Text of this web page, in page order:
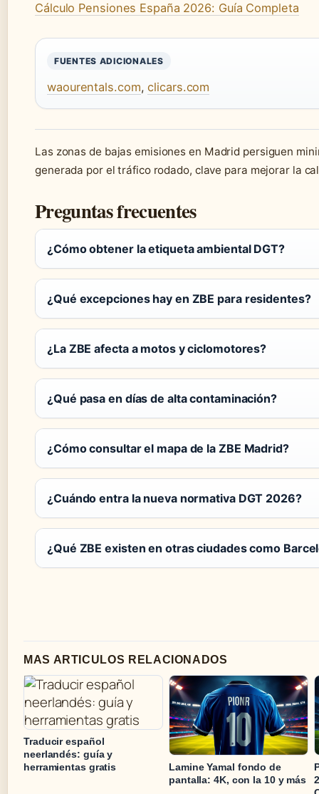
Cálculo Pensiones España 2026: Guía Completa
FUENTES ADICIONALES
waourentals.com,clicars.com
Las zonas de bajas emisiones en Madrid persiguen
generada por el tráfico rodado, clave para mejorar la
Preguntas frecuentes
¿Cómo obtener la etiqueta ambiental DGT?
¿Qué excepciones hay en ZBE para residentes?
¿La ZBE afecta a motos y ciclomotores?
¿Qué pasa en días de alta contaminación?
¿Cómo consultar el mapa de la ZBE Madrid?
¿Cuándo entra la nueva normativa DGT 2026?
¿Qué ZBE existen en otras ciudades como
MAS ARTICULOS RELACIONADOS
Traducir español
neerlandés: guía y
herramientas gratis
Lamine Yamal fondo de
pantalla: 4K, con la 10 y más